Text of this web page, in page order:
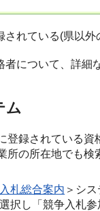
れている(県以
者について、詳細
ム
登録されている
所の所在地でも検
札総合案内 ＞シ
択し「競争入札